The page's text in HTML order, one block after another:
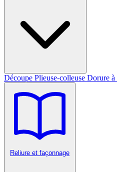
Découpe Plieuse-colleuse Dorure à
Reliure et façonnage